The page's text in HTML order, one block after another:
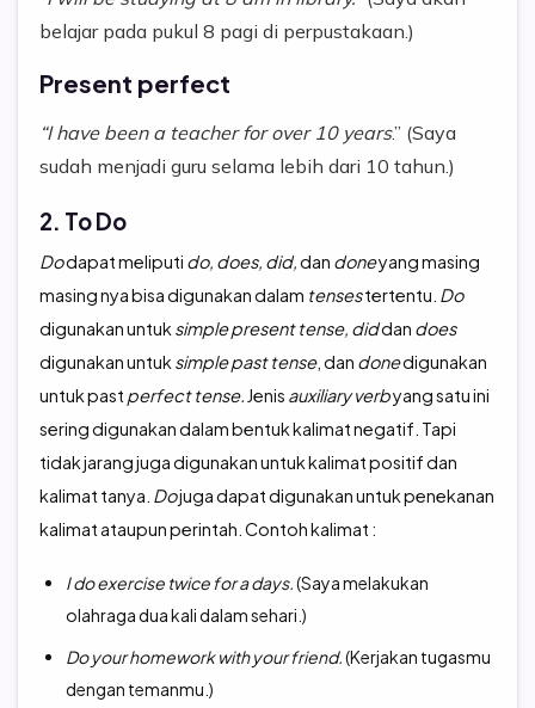
belajar pada pukul 8 pagi di perpustakaan.)
Present perfect
“I have been a teacher for over 10 years.” (Saya
sudah menjadi guru selama lebih dari 10 tahun.)
2. To Do
Dodapat meliputi do, does, did, dan doneyang masing
masing nya bisa digunakan dalam tensestertentu. Do
digunakan untuk simple present tense, diddan does
digunakan untuk simple past tense, dan donedigunakan
untuk past perfect tense. Jenis auxiliary verbyang satu ini
sering digunakan dalam bentuk kalimat negatif. Tapi
tidak jarang juga digunakan untuk kalimat positif dan
kalimat tanya. Dojuga dapat digunakan untuk penekanan
kalimat ataupun perintah. Contoh kalimat :
I do exercise twice for a days. (Saya melakukan
olahraga dua kali dalam sehari.)
Do your homework with your friend. (Kerjakan tugasmu
dengan temanmu.)